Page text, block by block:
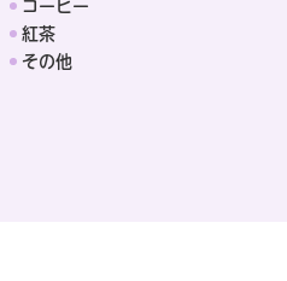
コーヒー
紅茶
その他